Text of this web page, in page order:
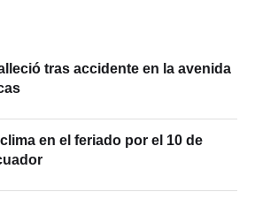
tras accidente en la avenida
en el feriado por el 10 de